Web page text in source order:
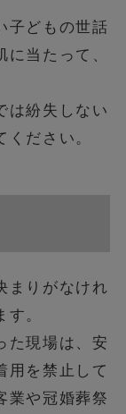
子どもの世話
当たって、
は紛失しない
ださい。
まりがなけれ
。
た現場は、安
用を禁止して
業や冠婚葬祭